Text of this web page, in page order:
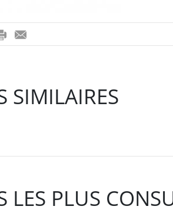
-
SIMILAIRES
LES PLUS